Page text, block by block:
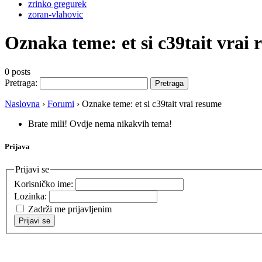
zrinko gregurek
zoran-vlahovic
Oznaka teme: et si c39tait vrai
0 posts
Pretraga:
Naslovna › Forumi › Oznake teme: et si c39tait vrai resume
Brate mili! Ovdje nema nikakvih tema!
Prijava
Prijavi se
Korisničko ime:
Lozinka:
Zadrži me prijavljenim
Prijavi se